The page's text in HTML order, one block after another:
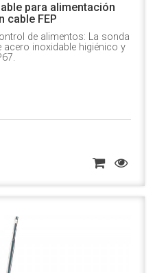
para alimentación
cable FEP
de alimentos: La sonda
acero inoxidable higiénico y